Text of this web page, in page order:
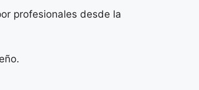
profesionales desde la